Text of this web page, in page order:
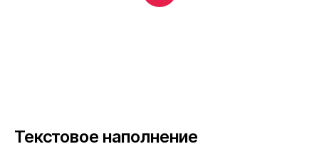
Текстовое наполнение